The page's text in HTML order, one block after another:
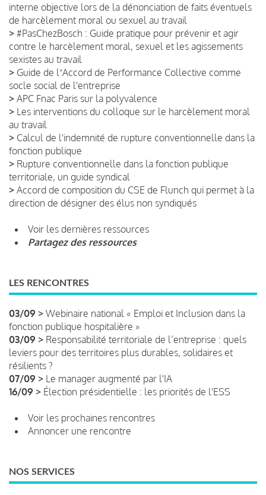
interne objective lors de la dénonciation de faits éventuels
de harcèlement moral ou sexuel au travail
> #PasChezBosch : Guide pratique pour prévenir et agir
contre le harcèlement moral, sexuel et les agissements
sexistes au travail
> Guide de lʼAccord de Performance Collective comme
socle social de l'entreprise
> APC Fnac Paris sur la polyvalence
> Les interventions du colloque sur le harcèlement moral
au travail
> Calcul de l'indemnité de rupture conventionnelle dans la
fonction publique
> Rupture conventionnelle dans la fonction publique
territoriale, un guide syndical
> Accord de composition du CSE de Flunch qui permet à la
direction de désigner des élus non syndiqués
Voir les dernières ressources
Partagez des ressources
LES RENCONTRES
03/09 > Webinaire national « Emploi et Inclusion dans la
fonction publique hospitalière »
03/09 > Responsabilité territoriale de l’entreprise : quels
leviers pour des territoires plus durables, solidaires et
résilients ?
07/09 > Le manager augmenté par l'IA
16/09 > Élection présidentielle : les priorités de l'ESS
Voir les prochaines rencontres
Annoncer une rencontre
NOS SERVICES